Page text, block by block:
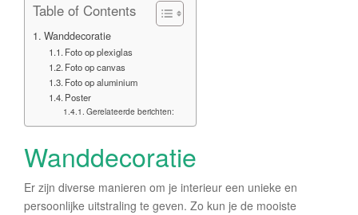
Table of Contents
Wanddecoratie
Foto op plexiglas
Foto op canvas
Foto op aluminium
Poster
Gerelateerde berichten:
Wanddecoratie
Er zijn diverse manieren om je interieur een unieke en
persoonlijke uitstraling te geven. Zo kun je de mooiste